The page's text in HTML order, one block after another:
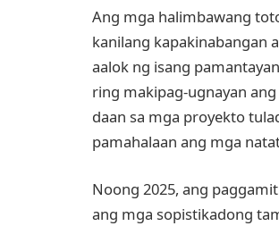
Ang mga halimbawang
kanilang kapakinabangan
aalok ng isang
ring makipag-ugnayan
daan sa mga proyekto
pamahalaan ang mga
Noong 2025, ang
ang mga sopistikadong